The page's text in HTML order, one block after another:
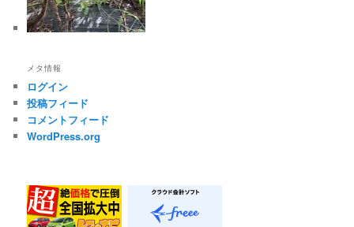
メタ情報
ログイン
投稿フィード
コメントフィード
WordPress.org